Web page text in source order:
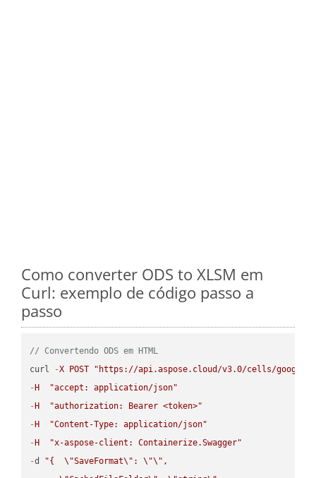
Como converter ODS to XLSM em
Curl: exemplo de código passo a
passo
// Convertendo ODS em HTML
curl
-X POST
"https://api.aspose.cloud/v3.0/cells/
- H
"accept: application/json"
- H
"authorization: Bearer <token>"
- H
"Content-Type: application/json"
- H
"x-aspose-client: Containerize.Swagger"
-d "{ \"SaveFormat\" : \"\" ,